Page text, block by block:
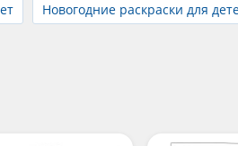
Новогодние раскраски для